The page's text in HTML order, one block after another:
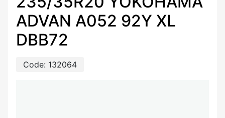
ADVAN A052 92Y XL
DBB72
Code: 132064